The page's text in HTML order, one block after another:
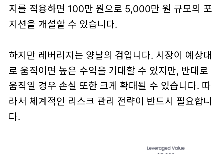
지를 적용하면 100만 원으로 5,000만 원 규모의 포
지션을 개설할 수 있습니다.
하지만 레버리지는 양날의 검입니다. 시장이 예상대
로 움직이면 높은 수익을 기대할 수 있지만, 반대로
움직일 경우 손실 또한 크게 확대될 수 있습니다. 따
라서 체계적인 리스크 관리 전략이 반드시 필요합니
다.